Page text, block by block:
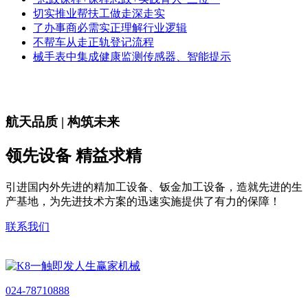
切实推业帮扶工做走深走实
了办事商必需实正理解行业逻辑
不帮车从走正轨登记流程
械手表中集成健康监测传感器、智能提示
航天品质 | 构筑未来
领先设备 精益求精
引进国内外先进的精加工设备、钣金加工设备，造就先进的生
产基地，为先进技术方案的迅速实施提供了有力的保障！
联系我们
024-78710888